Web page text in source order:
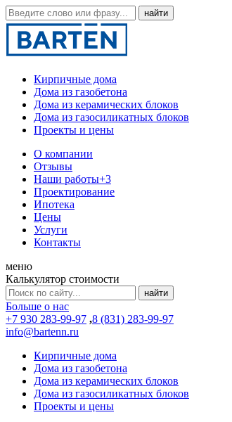
Кирпичные дома
Дома из газобетона
Дома из керамических блоков
Дома из газосиликатных блоков
Проекты и цены
О компании
Отзывы
Наши работы+3
Проектирование
Ипотека
Цены
Услуги
Контакты
меню
Калькулятор стоимости
Больше о нас
+7 930 283-99-97 ,8 (831) 283-99-97
info@bartenn.ru
Кирпичные дома
Дома из газобетона
Дома из керамических блоков
Дома из газосиликатных блоков
Проекты и цены